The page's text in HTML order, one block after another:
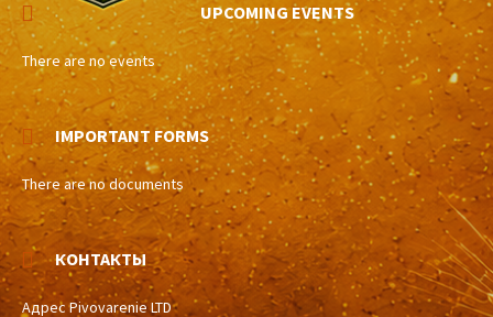
UPCOMING EVENTS
There are no events
IMPORTANT FORMS
There are no documents
КОНТАКТЫ
Адрес Pivovarenie LTD